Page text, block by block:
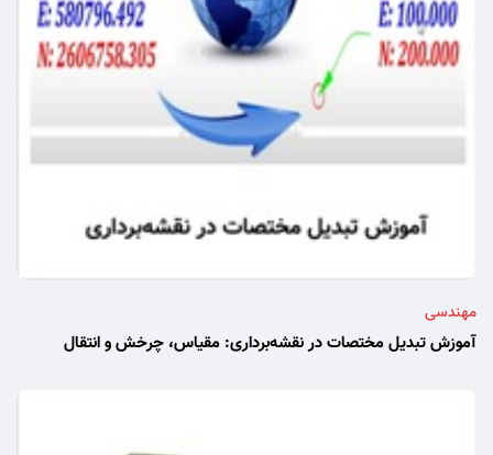
مهندسی
آموزش تبدیل مختصات در نقشه‌برداری: مقیاس، چرخش و انتقال